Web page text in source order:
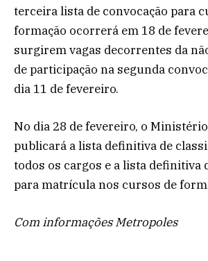
terceira lista de convocação para
formação ocorrerá em 18 de
surgirem vagas decorrentes da
de participação na segunda
dia 11 de fevereiro.
No dia 28 de fevereiro, o Ministério
publicará a lista definitiva de
todos os cargos e a lista definitiva
para matrícula nos cursos de
Com informações Metropoles